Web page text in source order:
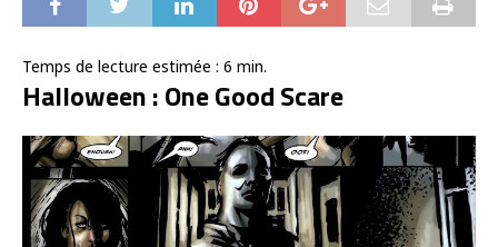
Temps de lecture estimée : 6 min.
Halloween : One Good Scare